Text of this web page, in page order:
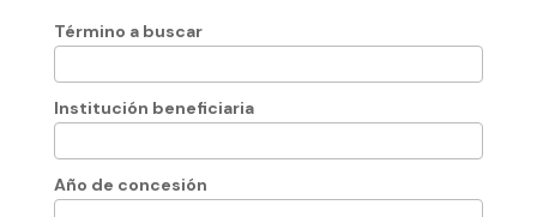
Término a buscar
Institución beneficiaria
Año de concesión